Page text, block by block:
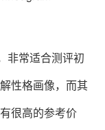
非常适合测评初
性格画像，而其
很高的参考价